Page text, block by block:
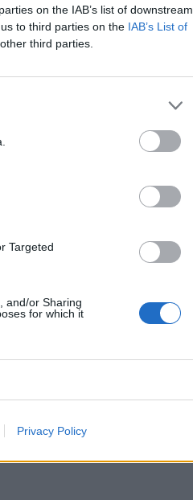
on the IAB’s list of downstream
to third parties on the IAB’s List of
third parties.
Targeted
and/or Sharing
for which it
Privacy Policy